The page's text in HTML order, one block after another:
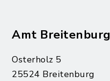
Amt Breitenburg
Osterholz 5
25524 Breitenburg